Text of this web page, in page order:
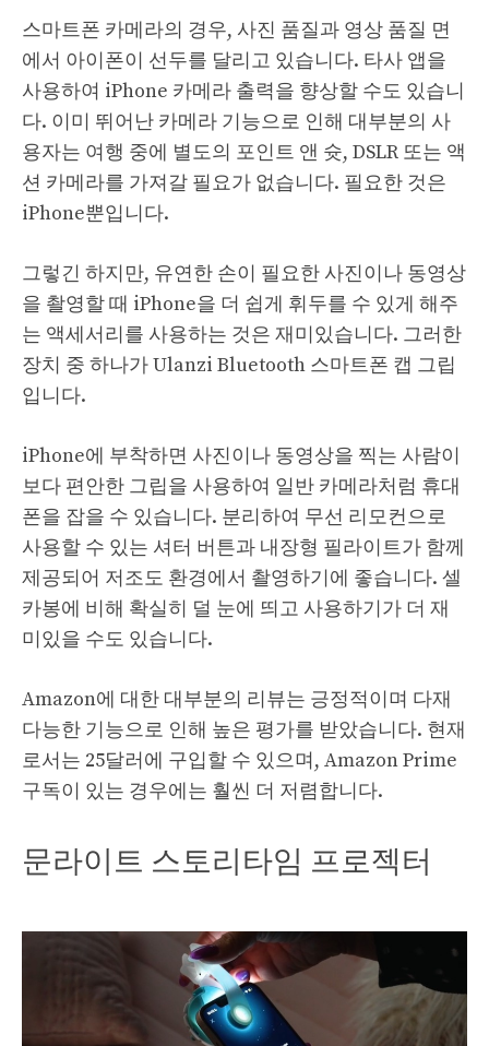
스마트폰 카메라의 경우, 사진 품질과 영상 품질 면
에서 아이폰이 선두를 달리고 있습니다. 타사 앱을
사용하여 iPhone 카메라 출력을 향상할 수도 있습니
다. 이미 뛰어난 카메라 기능으로 인해 대부분의 사
용자는 여행 중에 별도의 포인트 앤 슛, DSLR 또는 액
션 카메라를 가져갈 필요가 없습니다. 필요한 것은
iPhone뿐입니다.
그렇긴 하지만, 유연한 손이 필요한 사진이나 동영상
을 촬영할 때 iPhone을 더 쉽게 휘두를 수 있게 해주
는 액세서리를 사용하는 것은 재미있습니다. 그러한
장치 중 하나가 Ulanzi Bluetooth 스마트폰 캡 그립
입니다.
iPhone에 부착하면 사진이나 동영상을 찍는 사람이
보다 편안한 그립을 사용하여 일반 카메라처럼 휴대
폰을 잡을 수 있습니다. 분리하여 무선 리모컨으로
사용할 수 있는 셔터 버튼과 내장형 필라이트가 함께
제공되어 저조도 환경에서 촬영하기에 좋습니다. 셀
카봉에 비해 확실히 덜 눈에 띄고 사용하기가 더 재
미있을 수도 있습니다.
Amazon에 대한 대부분의 리뷰는 긍정적이며 다재
다능한 기능으로 인해 높은 평가를 받았습니다. 현재
로서는 25달러에 구입할 수 있으며, Amazon Prime
구독이 있는 경우에는 훨씬 더 저렴합니다.
문라이트 스토리타임 프로젝터